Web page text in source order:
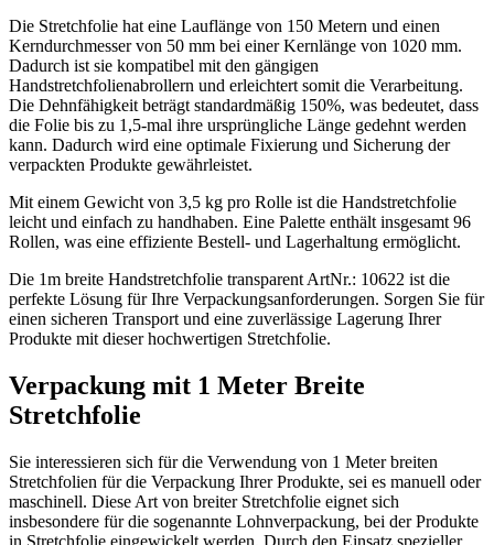
Die Stretchfolie hat eine Lauflänge von 150 Metern und einen
Kerndurchmesser von 50 mm bei einer Kernlänge von 1020 mm.
Dadurch ist sie kompatibel mit den gängigen
Handstretchfolienabrollern und erleichtert somit die Verarbeitung.
Die Dehnfähigkeit beträgt standardmäßig 150%, was bedeutet, dass
die Folie bis zu 1,5-mal ihre ursprüngliche Länge gedehnt werden
kann. Dadurch wird eine optimale Fixierung und Sicherung der
verpackten Produkte gewährleistet.
Mit einem Gewicht von 3,5 kg pro Rolle ist die Handstretchfolie
leicht und einfach zu handhaben. Eine Palette enthält insgesamt 96
Rollen, was eine effiziente Bestell- und Lagerhaltung ermöglicht.
Die 1m breite Handstretchfolie transparent ArtNr.: 10622 ist die
perfekte Lösung für Ihre Verpackungsanforderungen. Sorgen Sie für
einen sicheren Transport und eine zuverlässige Lagerung Ihrer
Produkte mit dieser hochwertigen Stretchfolie.
Verpackung mit 1 Meter Breite
Stretchfolie
Sie interessieren sich für die Verwendung von 1 Meter breiten
Stretchfolien für die Verpackung Ihrer Produkte, sei es manuell oder
maschinell. Diese Art von breiter Stretchfolie eignet sich
insbesondere für die sogenannte Lohnverpackung, bei der Produkte
in Stretchfolie eingewickelt werden. Durch den Einsatz spezieller